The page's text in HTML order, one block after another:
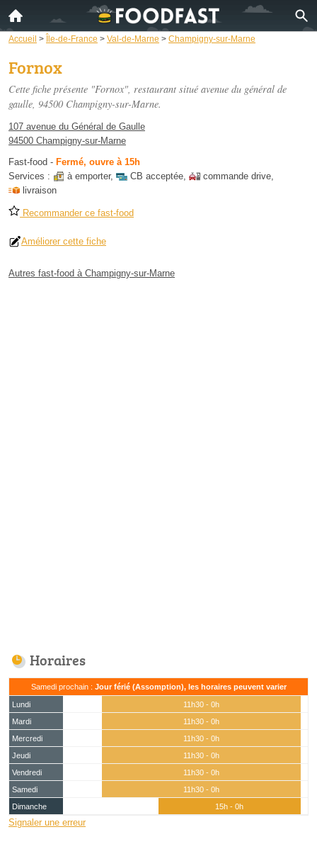
Accueil > Île-de-France > Val-de-Marne > Champigny-sur-Marne
Fornox
Cette fiche présente "Fornox", restaurant situé avenue du général de
gaulle, 94500 Champigny-sur-Marne.
107 avenue du Général de Gaulle
94500 Champigny-sur-Marne
Fast-food - Fermé, ouvre à 15h
Services :
à emporter, CB acceptée, commande drive,
livraison
Recommander ce fast-food
Améliorer cette fiche
Autres fast-food à Champigny-sur-Marne
Horaires
Samedi prochain : Jour férié (Assomption), les horaires peuvent varier
Lundi
11h30 - 0h
Mardi
11h30 - 0h
Mercredi
11h30 - 0h
Jeudi
11h30 - 0h
Vendredi
11h30 - 0h
Samedi
11h30 - 0h
Dimanche
15h - 0h
Signaler une erreur